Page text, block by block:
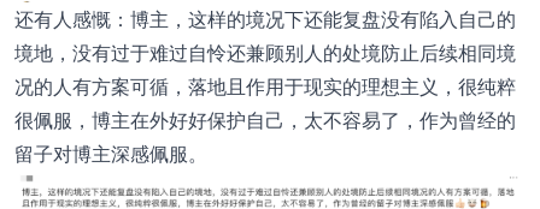
还有人感慨：博主，这样的境况下还能复盘没有陷入自己的
境地，没有过于难过自怜还兼顾别人的处境防止后续相同境
况的人有方案可循，落地且作用于现实的理想主义，很纯粹
很佩服，博主在外好好保护自己，太不容易了，作为曾经的
留子对博主深感佩服。